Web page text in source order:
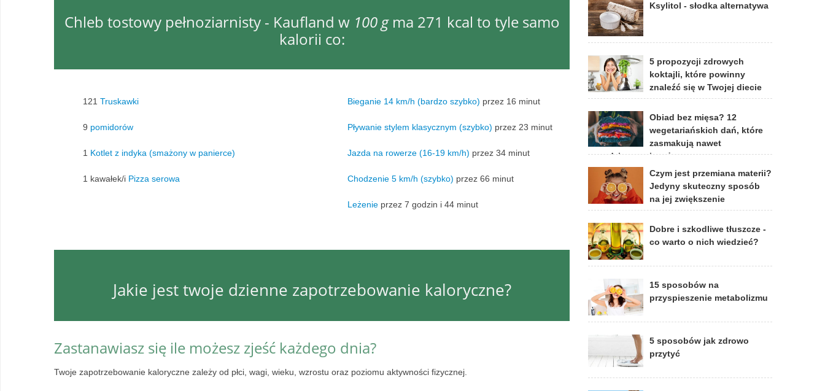
Chleb tostowy pełnoziarnisty - Kaufland w 100 gma 271 kcal to tyle samo
kalorii co:
121 Truskawki
9 pomidorów
1 Kotlet z indyka (smażony w panierce)
1 kawałek/i Pizza serowa
Bieganie 14 km/h (bardzo szybko) przez 16 minut
Pływanie stylem klasycznym (szybko) przez 23 minut
Jazda na rowerze (16-19 km/h) przez 34 minut
Chodzenie 5 km/h (szybko) przez 66 minut
Leżenieprzez 7 godzin i 44 minut
Jakie jest twoje dzienne zapotrzebowanie kaloryczne?
Zastanawiasz się ile możesz zjeść każdego dnia?
Twoje zapotrzebowanie kaloryczne zależy od płci, wagi, wieku, wzrostu oraz poziomu aktywności fizycznej.
Ksylitol - słodka alternatywa
5 propozycji zdrowych
koktajli, które powinny
znaleźć się w Twojej diecie
Obiad bez mięsa? 12
wegetariańskich dań, które
zasmakują nawet
prawdziwym mięsożercom
Czym jest przemiana materii?
Jedyny skuteczny sposób
na jej zwiększenie
Dobre i szkodliwe tłuszcze -
co warto o nich wiedzieć?
15 sposobów na
przyspieszenie metabolizmu
5 sposobów jak zdrowo
przytyć